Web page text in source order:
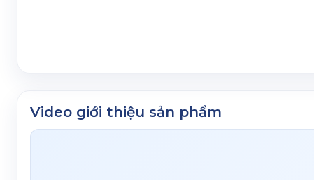
Video giới thiệu sản phẩm